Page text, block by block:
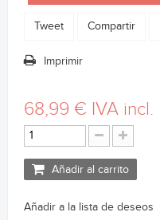
Tweet Compartir
Imprimir
68,99 € IVA incl.
Añadir al carrito
Añadir a la lista de deseos